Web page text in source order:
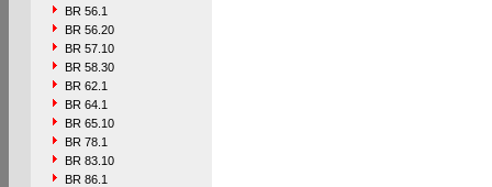
BR 56.1
BR 56.20
BR 57.10
BR 58.30
BR 62.1
BR 64.1
BR 65.10
BR 78.1
BR 83.10
BR 86.1